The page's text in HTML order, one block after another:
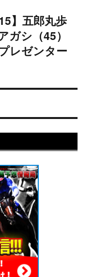
】五郎丸歩
ガシ（45）
レゼンター